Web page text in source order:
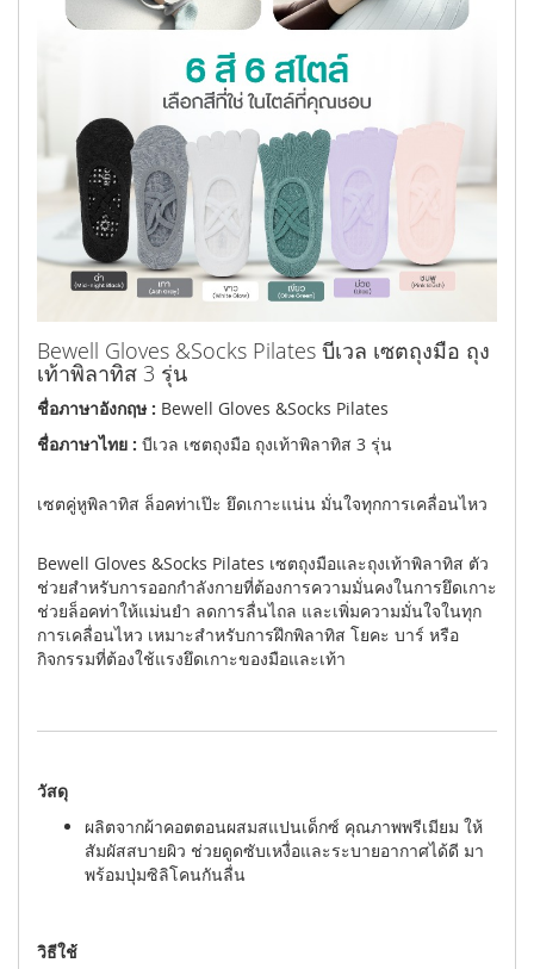
Bewell Gloves &Socks Pilates บีเวล เซตถุงมือ ถุง
เท้าพิลาทิส 3 รุ่น
ชื่อภาษาอังกฤษ : Bewell Gloves &Socks Pilates
ชื่อภาษาไทย : บีเวล เซตถุงมือ ถุงเท้าพิลาทิส 3 รุ่น
เซตคู่หูพิลาทิส ล็อคท่าเป๊ะ ยึดเกาะแน่น มั่นใจทุกการเคลื่อนไหว
Bewell Gloves &Socks Pilates เซตถุงมือและถุงเท้าพิลาทิส ตัว
ช่วยสำหรับการออกกำลังกายที่ต้องการความมั่นคงในการยึดเกาะ
ช่วยล็อคท่าให้แม่นยำ ลดการลื่นไถล และเพิ่มความมั่นใจในทุก
การเคลื่อนไหว เหมาะสำหรับการฝึกพิลาทิส โยคะ บาร์ หรือ
กิจกรรมที่ต้องใช้แรงยึดเกาะของมือและเท้า
วัสดุ
ผลิตจากผ้าคอตตอนผสมสแปนเด็กซ์ คุณภาพพรีเมียม ให้
สัมผัสสบายผิว ช่วยดูดซับเหงื่อและระบายอากาศได้ดี มา
พร้อมปุ่มซิลิโคนกันลื่น
วิธีใช้